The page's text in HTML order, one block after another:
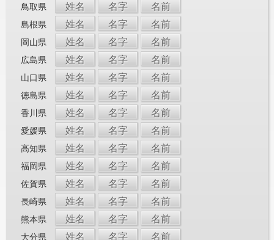
鳥取県 姓名 名字 名前
島根県 姓名 名字 名前
岡山県 姓名 名字 名前
広島県 姓名 名字 名前
山口県 姓名 名字 名前
徳島県 姓名 名字 名前
香川県 姓名 名字 名前
愛媛県 姓名 名字 名前
高知県 姓名 名字 名前
福岡県 姓名 名字 名前
佐賀県 姓名 名字 名前
長崎県 姓名 名字 名前
熊本県 姓名 名字 名前
大分県 姓名 名字 名前